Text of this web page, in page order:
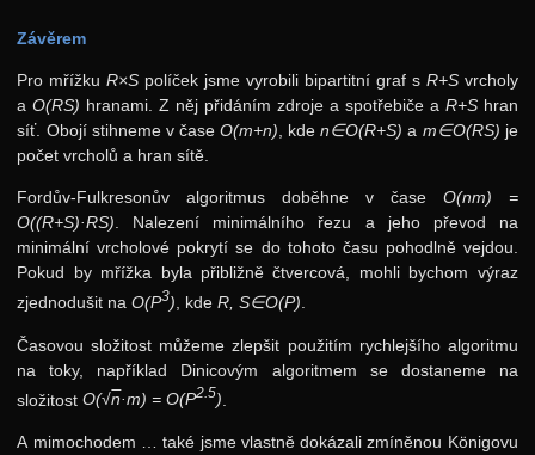
Závěrem
Pro mřížkuR×S políček jsme vyrobili bipartitní graf s R+Svrcholy
aO(RS) hranami. Z něj přidáním zdroje a spotřebiče a R+Shran
síť. Obojí stihneme v čase O(m+n) , kden∈O(R+S) a m∈O(RS) je
počet vrcholů a hran sítě.
Fordův-Fulkresonův algoritmus doběhne v čase O(nm) =
O((R+S)·RS). Nalezení minimálního řezu a jeho převod na
minimální vrcholové pokrytí se do tohoto času pohodlně vejdou.
Pokud by mřížka byla přibližně čtvercová, mohli bychom výraz
zjednodušit naO(P3) , kdeR, S∈O(P)
Časovou složitost můžeme zlepšit použitím rychlejšího algoritmu
na toky, například Dinicovým algoritmem se dostaneme na
složitostO(√n·m) = O(P2.5)
A mimochodem … také jsme vlastně dokázali zmíněnou Königovu